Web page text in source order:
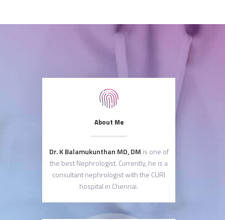
About Me
Dr. K Balamukunthan MD, DM is one of
the best Nephrologist. Currently, he is a
consultant nephrologist with the CURI
hospital in Chennai.